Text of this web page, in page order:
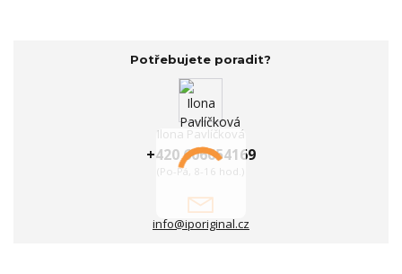
Potřebujete poradit?
Ilona Pavlíčková
+420 606654169
(Po-Pá, 8-16 hod.)
info@iporiginal.cz